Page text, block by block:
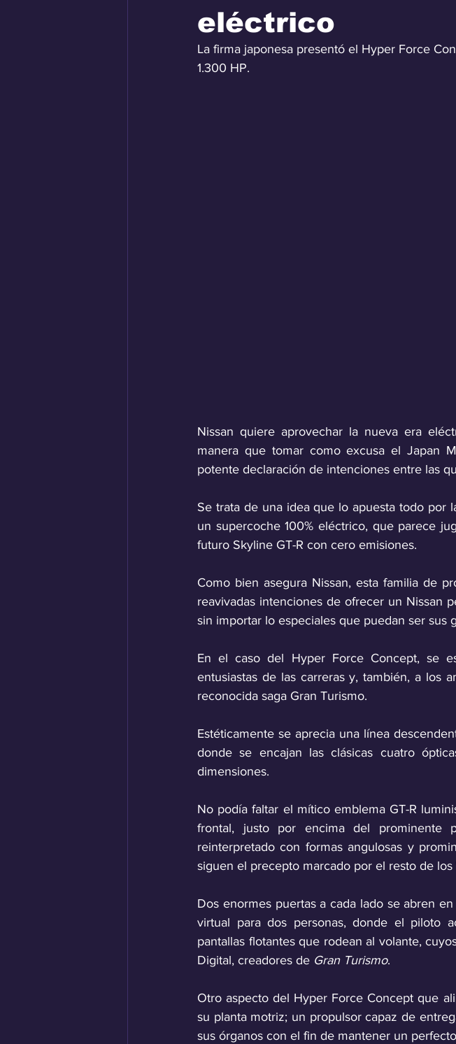
eléctrico
La firma japonesa presentó el Hyper Force
1.300 HP.
Nissan quiere aprovechar la nueva era
manera que tomar como excusa el Japan
potente declaración de intenciones entre las
Se trata de una idea que lo apuesta todo por
un supercoche 100% eléctrico, que parece
futuro Skyline GT-R con cero emisiones.
Como bien asegura Nissan, esta familia de
reavivadas intenciones de ofrecer un Nissan
sin importar lo especiales que puedan ser sus
En el caso del Hyper Force Concept, se
entusiastas de las carreras y, también, a los
reconocida saga Gran Turismo.
Estéticamente se aprecia una línea
donde se encajan las clásicas cuatro
dimensiones.
No podía faltar el mítico emblema GT-R
frontal, justo por encima del prominente
reinterpretado con formas angulosas y
siguen el precepto marcado por el resto de
Dos enormes puertas a cada lado se abren
virtual para dos personas, donde el piloto
pantallas flotantes que rodean al volante,
Digital, creadores de Gran Turismo.
Otro aspecto del Hyper Force Concept que
su planta motriz; un propulsor capaz de
sus órganos con el fin de mantener un